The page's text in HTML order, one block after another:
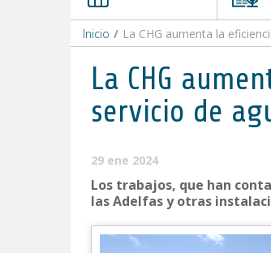
Inicio / La CHG aumenta la
La CHG
servicio de
29 ene 2024
Los trabajos, que han
las Adelfas y otras